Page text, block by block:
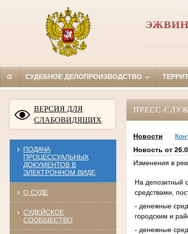
СУДЕБНОЕ ДЕЛОПРОИЗВОДСТВО
ВЕРСИЯ ДЛЯ
СЛАБОВИДЯЩИХ
ПОДАЧА
ПРОЦЕССУАЛЬНЫХ
ДОКУМЕНТОВ В
ЭЛЕКТРОННОМ ВИДЕ
О СУДЕ
СУДЕЙСКОЕ
СООБЩЕСТВО
ПРЕСС-
Новости
Новость от
Изменения в
На депозитный
средствами,
- денежные
городским и
- денежные